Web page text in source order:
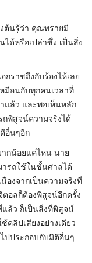
ต้นรู้ว่า คุณทรายมี
ด้หรือเปล่าซึ่ง เป็นสิ่ง
กราชถึงกับร้องไห้เลย
มือนกับทุกคนเวลาที่
แล้ว และพอเห็นหลัก
พิสูจน์ความจริงได้
อื่นๆอีก
กน้อยแค่ไหน นาย
ารถใช้ในชั้นศาลได้
องจากเป็นความจริงที่
อลก็ต้องพิสูจน์อีกครั้ง
แล้ว ก็เป็นสิ่งที่พิสูจน์
คลิปเสียงอย่างเดียว
ปประกอบกับมิติอื่นๆ